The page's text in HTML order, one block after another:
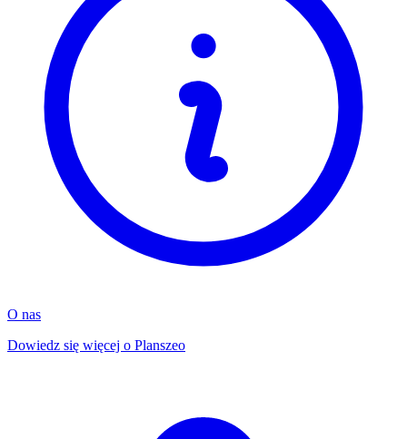
O nas
Dowiedz się więcej o Planszeo